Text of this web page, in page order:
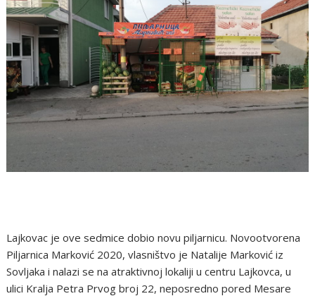
Lajkovac je ove sedmice dobio novu piljarnicu. Novootvorena
Piljarnica Marković 2020, vlasništvo je Natalije Marković iz
Sovljaka i nalazi se na atraktivnoj lokaliji u centru Lajkovca, u
ulici Kralja Petra Prvog broj 22, neposredno pored Mesare